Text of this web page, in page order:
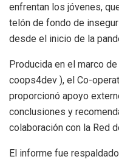
enfrentan los jóvenes,
telón de fondo de
desde el inicio de la
Producida en el marco
coops4dev ), el Co-
proporcionó apoyo
conclusiones y
colaboración con la Red
El informe fue